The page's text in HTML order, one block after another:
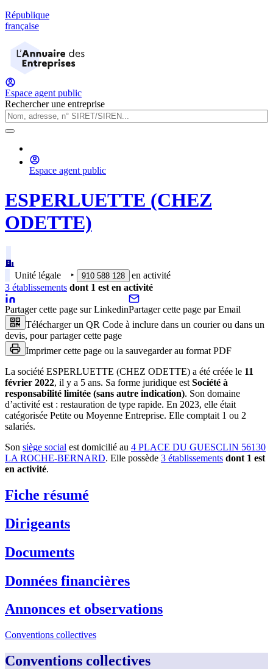
République
française
Espace agent public
Rechercher une entreprise
Espace agent public
ESPERLUETTE (CHEZ
ODETTE)
Unité légale ‣ 910 588 128
en activité
3 établissements dont 1 est en activité
Partager cette page sur LinkedinPartager cette page par Email
Télécharger un QR Code à inclure dans un courier ou dans un
devis, pour partager cette page
Imprimer cette page ou la sauvegarder au format PDF
La société ESPERLUETTE (CHEZ ODETTE) a été créée le 11
février 2022, il y a 5 ans. Sa forme juridique est Société à
responsabilité limitée (sans autre indication). Son domaine
d’activité est : restauration de type rapide. En 2023, elle était
catégorisée Petite ou Moyenne Entreprise. Elle comptait 1 ou 2
salariés.
Son siège social est domicilié au 4 PLACE DU GUESCLIN 56130
LA ROCHE-BERNARD. Elle possède 3 établissements dont 1 est
en activité.
Fiche résumé
Dirigeants
Documents
Données financières
Annonces et observations
Conventions collectives
Conventions collectives